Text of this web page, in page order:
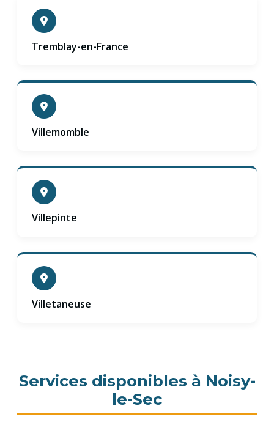
Tremblay-en-France
Villemomble
Villepinte
Villetaneuse
Services disponibles à Noisy-
le-Sec